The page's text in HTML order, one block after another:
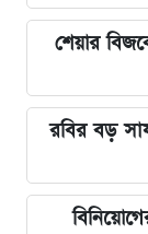
শেয়ার
রবির বড়